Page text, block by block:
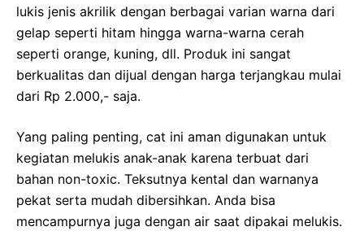
lukis jenis akrilik dengan berbagai varian warna dari
gelap seperti hitam hingga warna-warna cerah
seperti orange, kuning, dll. Produk ini sangat
berkualitas dan dijual dengan harga terjangkau mulai
dari Rp 2.000,- saja.
Yang paling penting, cat ini aman digunakan untuk
kegiatan melukis anak-anak karena terbuat dari
bahan non-toxic. Teksutnya kental dan warnanya
pekat serta mudah dibersihkan. Anda bisa
mencampurnya juga dengan air saat dipakai melukis.